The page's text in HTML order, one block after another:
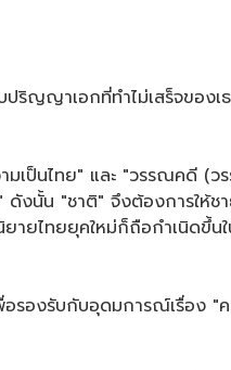
ญาเอกที่ทำไม่เสร็จของเธ
เป็นไทย" และ "วรรณคดี (
งนั้น "ชาติ" จึงต้องการให้
ยไทยยุคใหม่ก็ถือกำเนิดขึ้น
รองรับกับอุดมการณ์เรื่อง "